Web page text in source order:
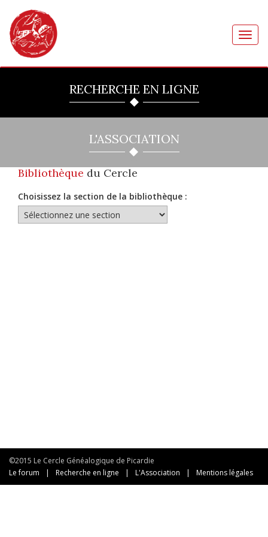
RECHERCHE EN LIGNE
L'ASSOCIATION
Bibliothèque du Cercle
Choisissez la section de la bibliothèque :
©2015 Le Cercle Généalogique de Picardie
Le forum
| Recherche en ligne | L'Association | Mentions légales